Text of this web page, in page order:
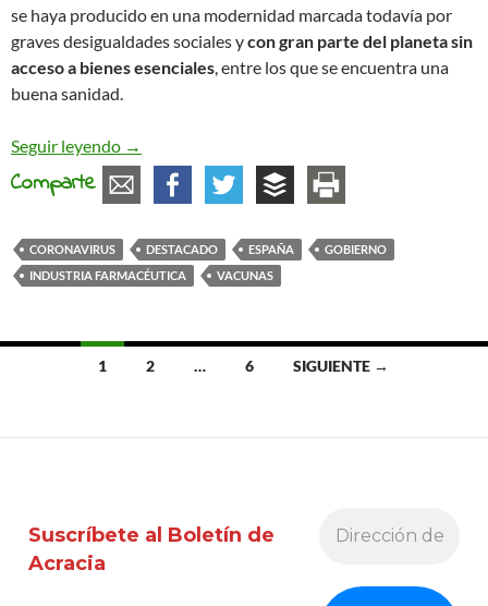
se haya producido en una modernidad marcada todavía por
graves desigualdades sociales ycon gran parte del planeta sin
acceso a bienes esenciales , entre los que se encuentra una
buena sanidad.
Seguir leyendo Vacunas
→
Comparte
CORONAVIRUS DESTACADO ESPAÑA
GOBIERNO
INDUSTRIA FARMACÉUTICA
VACUNAS
las
1 2 … 6 SIGUIENTE →
Suscríbete al Boletín de
Acracia